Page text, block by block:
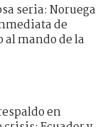
seria: Noruega
de
mando de la
en